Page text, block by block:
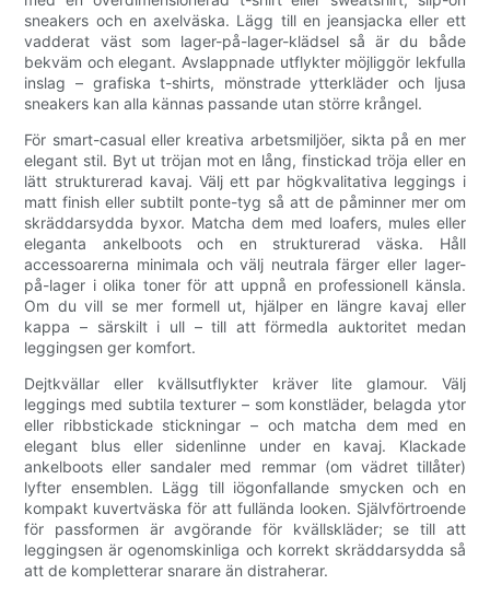
sneakers och en axelväska. Lägg till en jeansjacka eller ett
vadderat väst som lager-på-lager-klädsel så är du både
bekväm och elegant. Avslappnade utflykter möjliggör lekfulla
inslag – grafiska t-shirts, mönstrade ytterkläder och ljusa
sneakers kan alla kännas passande utan större krångel.
För smart-casual eller kreativa arbetsmiljöer, sikta på en mer
elegant stil. Byt ut tröjan mot en lång, finstickad tröja eller en
lätt strukturerad kavaj. Välj ett par högkvalitativa leggings i
matt finish eller subtilt ponte-tyg så att de påminner mer om
skräddarsydda byxor. Matcha dem med loafers, mules eller
eleganta ankelboots och en strukturerad väska. Håll
accessoarerna minimala och välj neutrala färger eller lager-
på-lager i olika toner för att uppnå en professionell känsla.
Om du vill se mer formell ut, hjälper en längre kavaj eller
kappa – särskilt i ull – till att förmedla auktoritet medan
leggingsen ger komfort.
Dejtkvällar eller kvällsutflykter kräver lite glamour. Välj
leggings med subtila texturer – som konstläder, belagda ytor
eller ribbstickade stickningar – och matcha dem med en
elegant blus eller sidenlinne under en kavaj. Klackade
ankelboots eller sandaler med remmar (om vädret tillåter)
lyfter ensemblen. Lägg till iögonfallande smycken och en
kompakt kuvertväska för att fullända looken. Självförtroende
för passformen är avgörande för kvällskläder; se till att
leggingsen är ogenomskinliga och korrekt skräddarsydda så
att de kompletterar snarare än distraherar.